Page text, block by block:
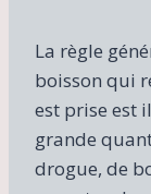
La règle
boisson qui
est prise est
grande
drogue, de